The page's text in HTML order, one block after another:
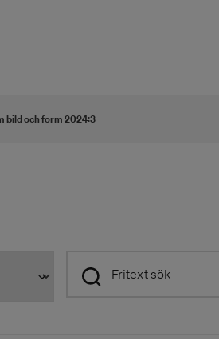
bild och form 2024:3